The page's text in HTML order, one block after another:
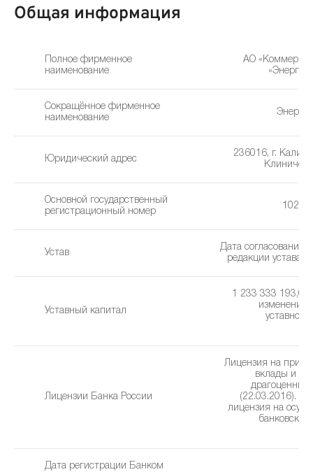
Общая информация
Полное фирменное
наименование
АО
Сокращённое фирменное
наименование
Юридический адрес
236016, г.
Основной государственный
регистрационный номер
Устав
Дата согласования
редакции устава:
Уставный капитал
1 233 333 193,00
изменения
уставного
Лицензии Банка России
Лицензия на
вклады и
драгоценных
(22.03.2016).
лицензия на
Дата регистрации Банком